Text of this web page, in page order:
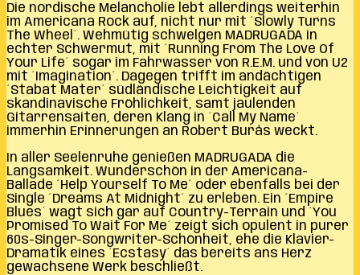
Die nordische Melancholie lebt allerdings weiterhin
im Americana Rock auf, nicht nur mit ´Slowly Turns
The Wheel´. Wehmütig schwelgen MADRUGADA in
echter Schwermut, mit ´Running From The Love Of
Your Life´ sogar im Fahrwasser von R.E.M. und von U2
mit ´Imagination´. Dagegen trifft im andächtigen
´Stabat Mater´ südländische Leichtigkeit auf
skandinavische Fröhlichkeit, samt jaulenden
Gitarrensaiten, deren Klang in ´Call My Name´
immerhin Erinnerungen an Robert Burås weckt.
In aller Seelenruhe genießen MADRUGADA die
Langsamkeit. Wunderschön in der Americana-
Ballade ´Help Yourself To Me´ oder ebenfalls bei der
Single ´Dreams At Midnight´ zu erleben. Ein ´Empire
Blues´ wagt sich gar auf Country-Terrain und ´You
Promised To Wait For Me´ zeigt sich opulent in purer
60s-Singer-Songwriter-Schönheit, ehe die Klavier-
Dramatik eines ´Ecstasy´ das bereits ans Herz
gewachsene Werk beschließt.